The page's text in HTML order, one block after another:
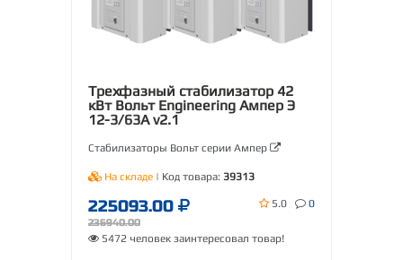
Трехфазный стабилизатор 42
кВт Вольт Engineering Ампер Э
12-3/63А v2.1
Стабилизаторы Вольт серии Ампер
На складе | Код товара: 39313
225093.00
236940.00
5.0 0
5472 человек заинтересовал товар!